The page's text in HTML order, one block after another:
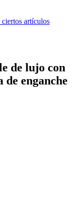
ciertos artículos
de lujo con
enganche